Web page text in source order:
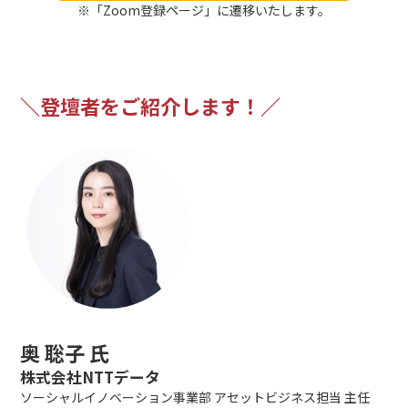
※「Zoom登録ページ」に遷移いたします。
＼登壇者をご紹介します！／
奥 聡子 氏
株式会社NTTデータ
ソーシャルイノベーション事業部 アセットビジネス担当 主任